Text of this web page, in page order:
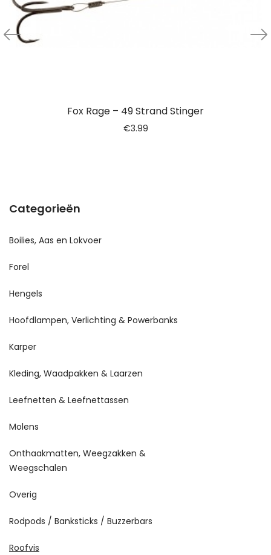
Fox Rage – 49 Strand Stinger
€3.99
Categorieën
Boilies, Aas en Lokvoer
Forel
Hengels
Hoofdlampen, Verlichting & Powerbanks
Karper
Kleding, Waadpakken & Laarzen
Leefnetten & Leefnettassen
Molens
Onthaakmatten, Weegzakken &
Weegschalen
Overig
Rodpods / Banksticks / Buzzerbars
Roofvis